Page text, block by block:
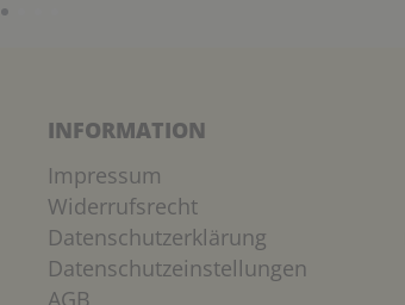
INFORMATION
Impressum
Widerrufsrecht
Datenschutzerklärung
Datenschutzeinstellungen